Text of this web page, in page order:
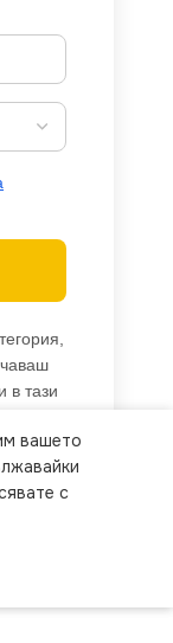
в тази
on our
to
вашето
с